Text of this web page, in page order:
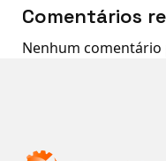
Comentários
Nenhum comentário